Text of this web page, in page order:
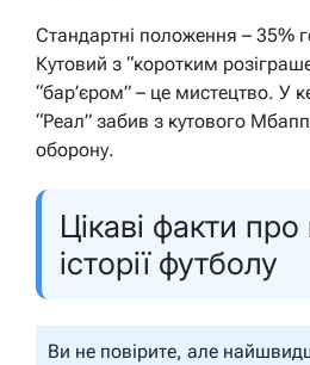
Стандартні положення – 35%
Кутовий з “коротким
“бар’єром” – це мистецтво. У
“Реал” забив з кутового
оборону.
Цікаві факти
історії футболу
Ви не повірите, але